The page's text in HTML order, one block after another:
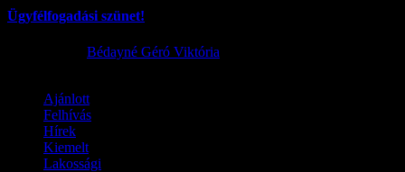
Ügyfélfogadási szünet!
Bédayné Géró Viktória
Ajánlott
Felhívás
Hírek
Kiemelt
Lakossági